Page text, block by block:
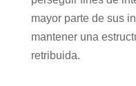
mayor parte de sus
mantener una
retribuida.